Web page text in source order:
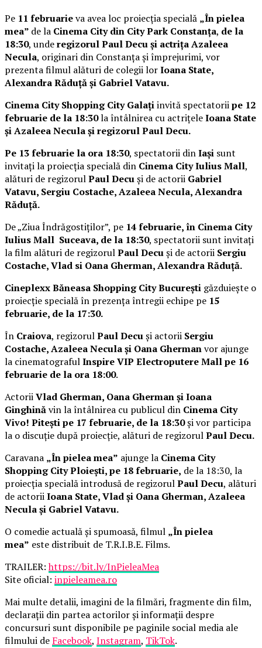
Pe 11 februarieva avea loc proiecția specială „În pielea
mea” de la Cinema City din City Park Constanța, de la
18:30, underegizorul Paul Decu și actrița Azaleea
Necula, originari din Constanța și împrejurimi, vor
prezenta filmul alături de colegii lorIoana State,
Alexandra Răduță și Gabriel Vatavu.
Cinema City Shopping City Galațiinvită spectatoriipe 12
februarie de la 18:30la întâlnirea cu actrițeleIoana State
și Azaleea Necula și regizorul Paul Decu.
Pe 13 februarie la ora 18:30, spectatorii dinIași sunt
invitați la proiecția specială din Cinema City Iulius Mall,
alături de regizorulPaul Decuși de actorii Gabriel
Vatavu, Sergiu Costache, Azaleea Necula, Alexandra
Răduță.
De „Ziua Îndrăgostiților”, pe 14 februarie, în Cinema City
Iulius Mall Suceava, de la 18:30, spectatorii sunt invitați
la film alături de regizorulPaul Decuși de actorii Sergiu
Costache, Vlad si Oana Gherman, Alexandra Răduță.
Cineplexx Băneasa Shopping City București găzduiește o
proiecție specială în prezența întregii echipe pe 15
februarie, de la 17:30.
În Craiova, regizorulPaul Decuși actorii Sergiu
Costache, Azaleea Necula și Oana Ghermanvor ajunge
la cinematografulInspire VIP Electroputere Mall pe 16
februarie de la ora 18:00.
ActoriiVlad Gherman, Oana Gherman și Ioana
Ginghinăvin la întâlnirea cu publicul din Cinema City
Vivo! Pitești pe 17 februarie, de la 18:30și vor participa
la o discuție după proiecție, alături de regizorulPaul Decu.
Caravana „În pielea mea” ajunge la Cinema City
Shopping City Ploiești, pe 18 februarie, de la 18:30, la
proiecția specială introdusă de regizorulPaul Decu, alături
de actoriiIoana State, Vlad și Oana Gherman, Azaleea
Necula și Gabriel Vatavu.
O comedie actuală și spumoasă, filmul „În pielea
mea” este distribuit de T.R.I.B.E. Films.
TRAILER:https://bit.ly/InPieleaMea
Site oficial: inpieleamea.ro
Mai multe detalii, imagini de la filmări, fragmente din film,
declarații din partea actorilor și informații despre
concursuri sunt disponibile pe paginile social media ale
filmului de Facebook, Instagram, TikTok.